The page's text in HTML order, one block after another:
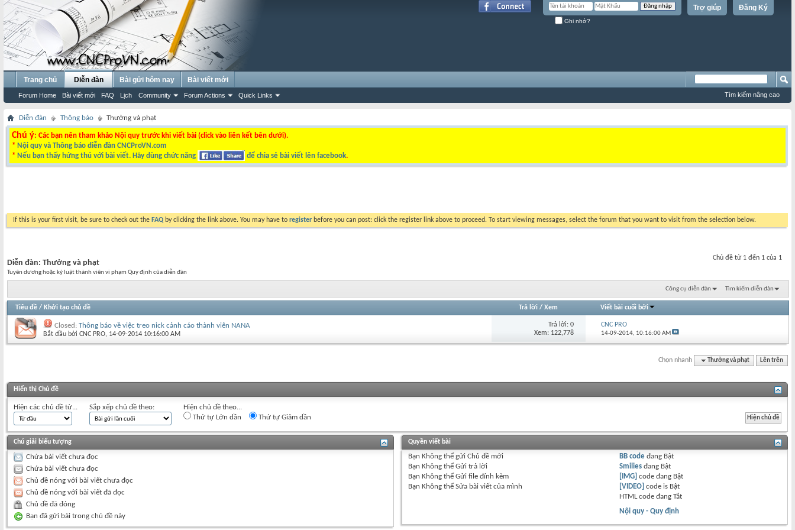
Đăng Ký
Trợ giúp
Ghi nhớ?
Trang chủ Diễn đàn
Forum Home Bài viết mới FAQ Lịch Community Forum Actions Quick Links
Bài gửi hôm nay Bài viết mới
Tìm kiếm nâng cao
Diễn đàn Thông báo Thưởng và phạt
Chú ý: Các bạn nên tham khảo Nội quy trước khi viết bài (click vào liên kết bên dưới).
* Nội quy và Thông báo diễn đàn CNCProVN.com
* Nếu bạn thấy hứng thú với bài viết. Hãy dùng chức năng để chia sẻ bài viết lên facebook.
If this is your first visit, be sure to check out the FAQ by clicking the link above. You may have to register before you can post: click the register link above to proceed. To start viewing messages, select the forum that you want to visit from the selection below.
Chủ đề từ 1 đến 1 của 1
Diễn đàn: Thưởng và phạt
Tuyên dương hoặc kỷ luật thành viên vi phạm Quy định của diễn đàn
Công cụ diễn đàn Tìm kiếm diễn đàn
Tiêu đề / Khởi tạo chủ đề Trả lời/ Xem Viết bài cuối bởi
Closed: Thông báo về việc treo nick cảnh cáo thành viên NANA
Bắt đầu bởi CNC PRO‎, 14-09-2014 10:16:00 AM
Trả lời: 0
Xem: 122,778
CNC PRO
14-09-2014, 10:16:00 AM
Chọn nhanh Thưởng và phạt Lên trên
Hiển thị Chủ đề
Hiện các chủ đề từ... Sắp xếp chủ đề theo:
Hiện chủ đề theo...
Thứ tự Lớn dần
Thứ tự Giảm dần
Chú giải biểu tượng
Chứa bài viết chưa đọc
Chứa bài viết chưa đọc
Chủ đề nóng với bài viết chưa đọc
Chủ đề nóng với bài viết đã đọc
Chủ đề đã đóng
Bạn đã gửi bài trong chủ đề này
Quyền viết bài
Bạn Không thểgửi Chủ đề mới
Bạn Không thểGửi trả lời
Bạn Không thểGửi file đính kèm
Bạn Không thểSửa bài viết của mình
BB code đang Bật
Smilies đang Bật
[IMG] code đang Bật
[VIDEO] code is Bật
HTML code đangTắt
Nội quy - Quy định